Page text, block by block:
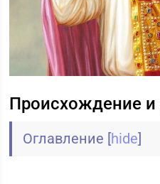
Происхождение и
Оглавление [hide]